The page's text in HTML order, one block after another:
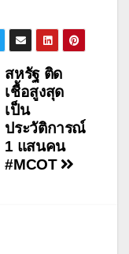
สหรัฐ ติด
เชื้อสูงสุด
เป็น
ประวัติการณ์
1 แสนคน
#MCOT